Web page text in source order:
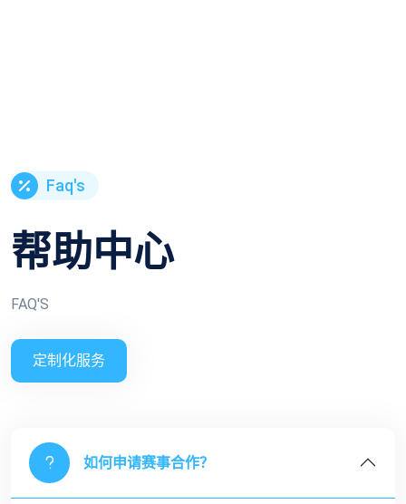
Faq's
帮助中心
FAQ'S
定制化服务
如何申请赛事合作？